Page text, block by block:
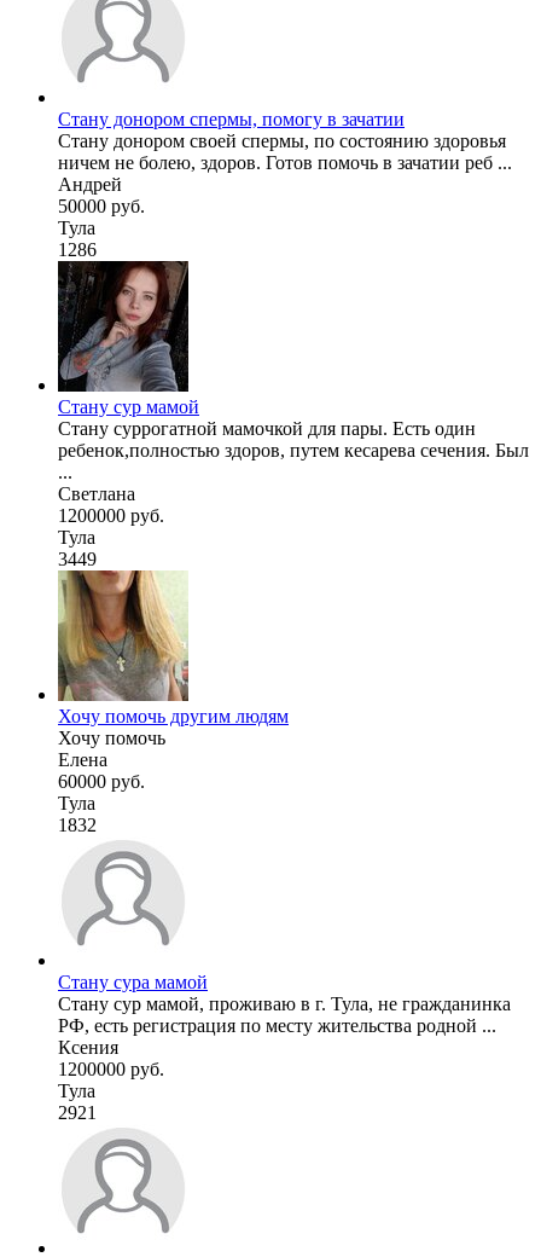
Стану донором спермы, помогу в зачатии
Стану донором своей спермы, по состоянию здоровья
ничем не болею, здоров. Готов помочь в зачатии реб ...
Андрей
50000 руб.
Тула
1286
Стану сур мамой
Стану суррогатной мамочкой для пары. Есть один
ребенок,полностью здоров, путем кесарева сечения. Был
...
Светлана
1200000 руб.
Тула
3449
Хочу помочь другим людям
Хочу помочь
Елена
60000 руб.
Тула
1832
Стану сура мамой
Стану сур мамой, проживаю в г. Тула, не гражданинка
РФ, есть регистрация по месту жительства родной ...
Ксения
1200000 руб.
Тула
2921